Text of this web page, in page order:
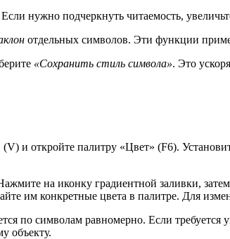
нужно подчеркнуть читаемость,
отдельных символов. Эти функции
«Сохранить стиль символа». Это
и откройте палитру «Цвет» (F6).
на иконку градиентной заливки,
им конкретные цвета в палитре. Для
по символам равномерно. Если
объекту.